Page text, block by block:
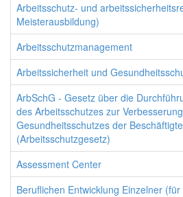
Arbeitsschutz- und
Meisterausbildung)
Arbeitsschutzmanagement
Arbeitssicherheit und
ArbSchG - Gesetz über die
des Arbeitsschutzes zur
Gesundheitsschutzes der
(Arbeitsschutzgesetz)
Assessment Center
Beruflichen Entwicklung Einzelner